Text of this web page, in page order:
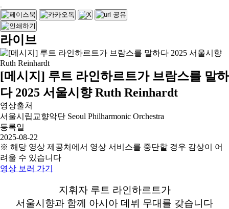
라이브
[메시지] 루트 라인하르트가 브람스를 말하
다 2025 서울시향 Ruth Reinhardt
영상출처
서울시립교향악단 Seoul Philharmonic Orchestra
등록일
2025-08-22
※ 해당 영상 제공처에서 영상 서비스를 중단할 경우 감상이 어
려울 수 있습니다
영상 보러 가기
지휘자 루트 라인하르트가
서울시향과 함께 아시아 데뷔 무대를 갖습니다